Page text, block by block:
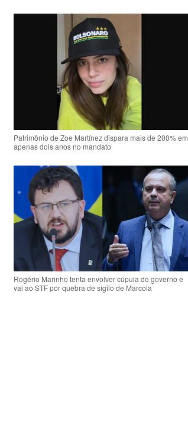
Patrimônio de Zoe Martínez dispara mais de 200% em
apenas dois anos no mandato
Rogério Marinho tenta envolver cúpula do governo e
vai ao STF por quebra de sigilo de Marcola